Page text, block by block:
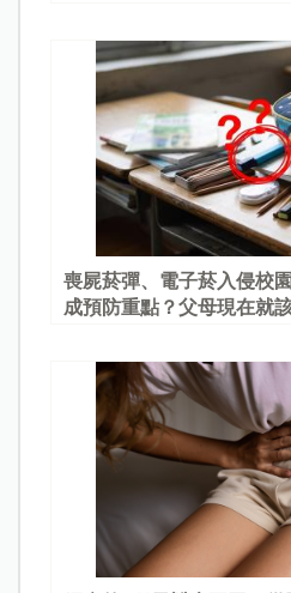
喪屍菸彈、電子菸入侵校
成預防重點？父母現在就